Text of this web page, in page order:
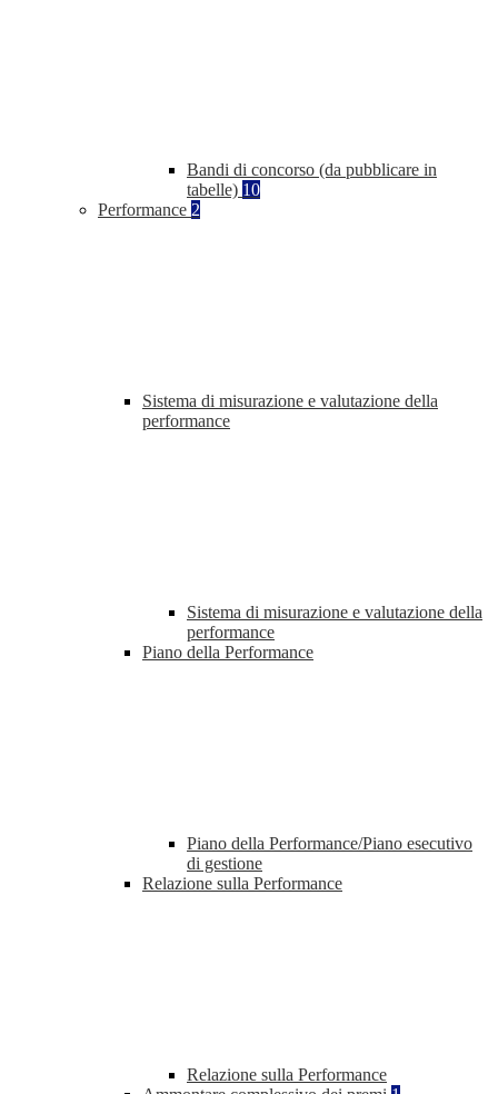
Bandi di concorso (da pubblicare in
tabelle) 10
Performance 2
Sistema di misurazione e valutazione della
performance
Sistema di misurazione e valutazione della
performance
Piano della Performance
Piano della Performance/Piano esecutivo
di gestione
Relazione sulla Performance
Relazione sulla Performance